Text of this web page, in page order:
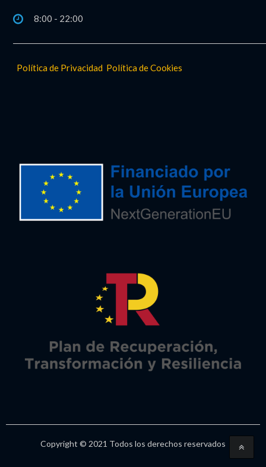
8:00 - 22:00
Política de Privacidad Política de Cookies
Copyright © 2021 Todos los derechos reservados